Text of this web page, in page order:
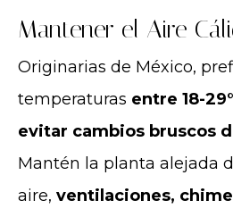
Mantener el Aire
Originarias de México,
temperaturas entre 18-
evitar cambios bruscos
Mantén la planta alejada
aire, ventilaciones,